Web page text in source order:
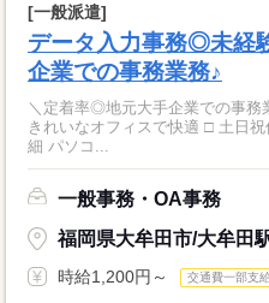
[一般派遣]
データ入力事務◎未経
企業での事務業務♪
＼定着率◎地元大手企業での事務業務／ □ 経験・資格・
きれいなオフィスで快適 □ 土日祝休み /
細 パソコ...
一般事務・OA事務
福岡県大牟田市/大牟田
時給1,200円～ 交通費一部支